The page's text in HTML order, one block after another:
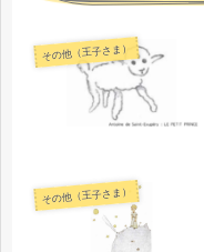
その他（王子さま）
その他（王子さま）